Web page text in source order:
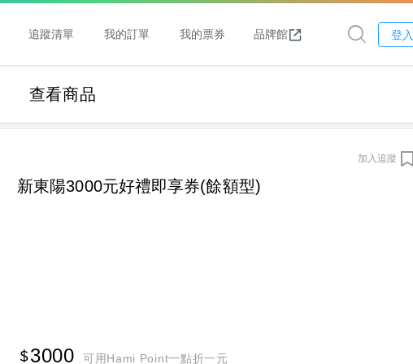
追蹤清單 我的訂單 我的票券 品牌館 登入
查看商品
加入追蹤
新東陽3000元好禮即享券(餘額型)
3000 可用Hami Point一點折一元